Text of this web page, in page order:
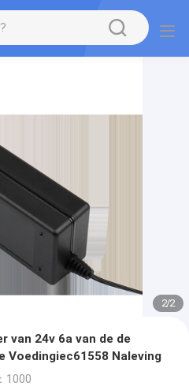
2/2
van 24v 6a van de de
Voedingiec61558 Naleving
1000